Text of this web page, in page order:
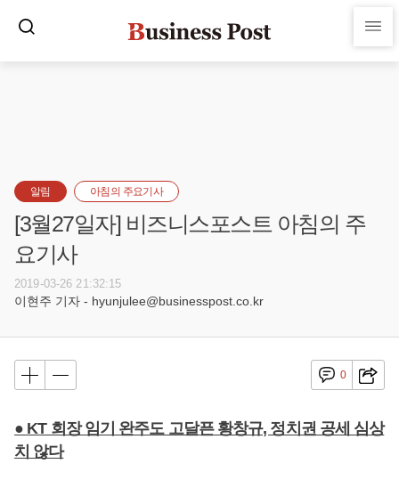
알림 아침의 주요기사
[3월27일자] 비즈니스포스트 아침의 주
요기사
2019-03-26 21:32:15
이현주 기자 - hyunjulee@businesspost.co.kr
0
● KT 회장 임기 완주도 고달픈 황창규, 정치권 공세 심상
치 않다